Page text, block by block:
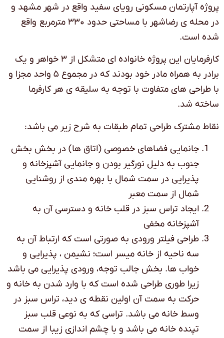
پروژه آپارتمان مسکونی رویای سفید واقع در شهر مشهد و
در محله ی رضاشهر با مساحتی حدود ۳۳۰ مترمربع واقع
شده است.
کارفرمایان این پروژه خانواده ای متشکل از ۳ خواهر و یک
برادر به همراه مادر خود بودند که در مجموع ۵ واحد مجزا و
با طراحی های متفاوت با توجه به سلیقه ی هر کارفرما
ساخته شد.
نقاط مشترک طراحی تمام طبقات به شرح زیر می باشد:
جانمایی فضاهای خصوصی (اتاق ها) در بخش بخش
جنوب به دلیل نورگیر بودن و جانمایی آشپزخانه و
پذیرایی در سمت شمال با بهره مندی از روشنایی
شمال از سمت معبر
ایجاد تراس سبز در قلب خانه و دسترسی آن به
آشپزخانه مخفی
طراحی فیلتر ورودی به صورتی است که ارتباط آن به
سه ناحیه از خانه میسر است؛ نشیمن ، پذیرایی و
خواب ها. بخش جالب توجه، ورودی پذیرایی می باشد
زیرا طوری طراحی شده است که با وارد شدن به خانه و
حرکت به سمت آن اولین نقطه ی دید، تراس سبز در
وسط خانه می باشد. تراسی که به نوعی قلب سبز
تپنده خانه می باشد و با چشم اندازی زیبا از سمت